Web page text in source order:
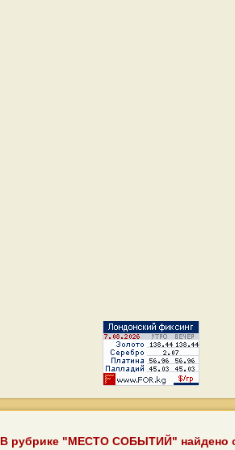
В рубрике "МЕСТО СОБЫТИЙ" найдено